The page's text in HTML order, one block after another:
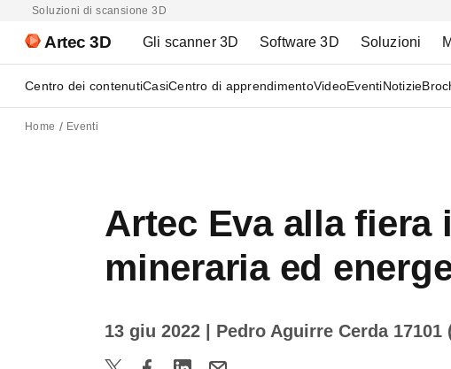
Soluzioni di scansione 3D
Artec 3D Gli scanner 3D Software 3D Soluzioni
Centro dei contenutiCasiCentro di apprendimentoVideoEventiNotizie
Home Eventi
Artec Eva alla
mineraria ed
13 giu 2022 | Pedro Aguirre Cerda